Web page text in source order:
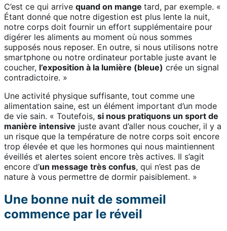
C’est ce qui arrive quand on mange tard, par exemple. «
Étant donné que notre digestion est plus lente la nuit,
notre corps doit fournir un effort supplémentaire pour
digérer les aliments au moment où nous sommes
supposés nous reposer. En outre, si nous utilisons notre
smartphone ou notre ordinateur portable juste avant le
coucher, l’exposition à la lumière (bleue) crée un signal
contradictoire. »
Une activité physique suffisante, tout comme une
alimentation saine, est un élément important d’un mode
de vie sain. « Toutefois, si nous pratiquons un sport de
manière intensive juste avant d’aller nous coucher, il y a
un risque que la température de notre corps soit encore
trop élevée et que les hormones qui nous maintiennent
éveillés et alertes soient encore très actives. Il s’agit
encore d’un message très confus, qui n’est pas de
nature à vous permettre de dormir paisiblement. »
Une bonne nuit de sommeil
commence par le réveil